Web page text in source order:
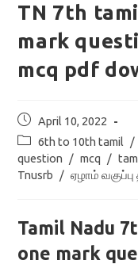
TN 7th
mark
mcq pdf
Post
published:
April 10, 2022
Post
category:
6th to 10th tamil /
question / mcq /
Tnusrb / ஏழாம் வகுப்பு
Tamil Nadu
one mark